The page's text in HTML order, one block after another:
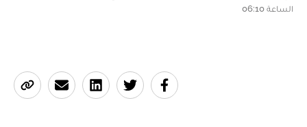
الساعة 06:10